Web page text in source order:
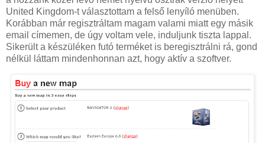
United Kingdom-t választottam a felső lenyíló menüben.
Korábban már regisztráltam magam valami miatt egy másik
email címemen, de úgy voltam vele, induljunk tiszta lappal.
Sikerült a készüléken futó terméket is beregisztrálni rá, gond
nélkül láttam mindenhonnan azt, hogy aktív a szoftver.